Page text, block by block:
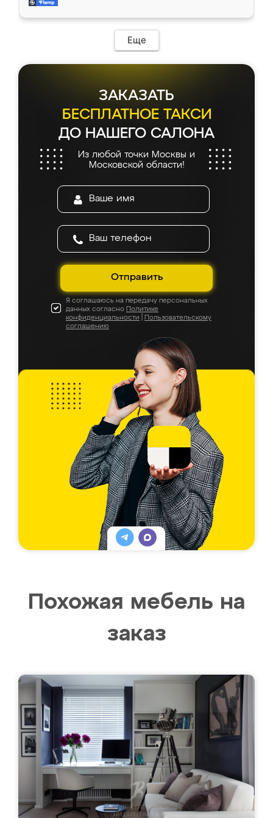
Еще
ЗАКАЗАТЬ
БЕСПЛАТНОЕ ТАКСИ
ДО НАШЕГО САЛОНА
Из любой точки Москвы и
Московской области!
Отправить
Я соглашаюсь на передачу персональных
данных согласно Политике
конфиденциальности
Пользовательскому
соглашению
Похожая мебель на
заказ